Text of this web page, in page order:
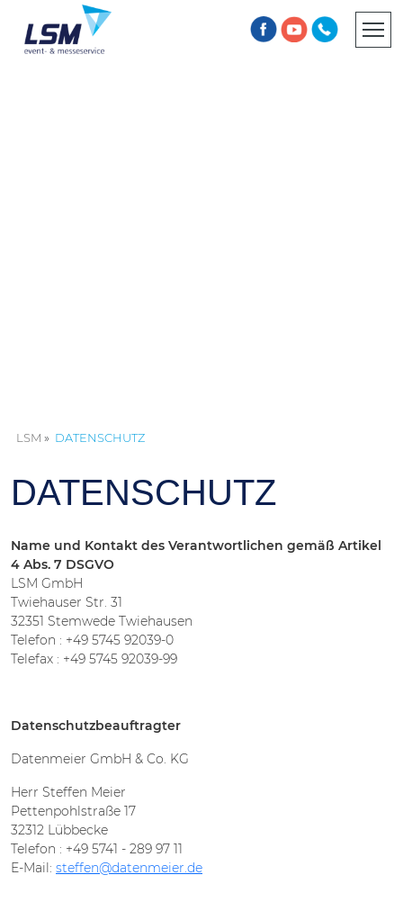
LSM DATENSCHUTZ
DATENSCHUTZ
Name und Kontakt des Verantwortlichen gemäß Artikel
4 Abs. 7 DSGVO
LSM GmbH
Twiehauser Str. 31
32351 Stemwede Twiehausen
Telefon : +49 5745 92039-0
Telefax : +49 5745 92039-99
Datenschutzbeauftragter
Datenmeier GmbH & Co. KG
Herr Steffen Meier
Pettenpohlstraße 17
32312 Lübbecke
Telefon : +49 5741 - 289 97 11
E-Mail: steffen@datenmeier.de